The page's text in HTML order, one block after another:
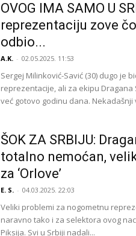
OVOG IMA SAMO U
reprezentaciju zove
odbio...
A.K. - 02.05.2025. 11:53
Sergej Milinković-Savić (30) dugo je
reprezentacije, ali za ekipu
već gotovo godinu dana. Nekadašnji
ŠOK ZA SRBIJU:
totalno nemoćan,
za ‘Orlove’
E. S. - 04.03.2025. 22:03
Veliki problemi za nogometnu
naravno tako i za selektora ovog
Piksija. Svi u Srbiji nadali...